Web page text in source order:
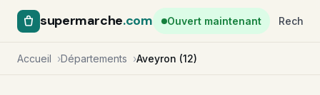
supermarche.com Ouvert maintenant
Accueil Départements Aveyron (12)